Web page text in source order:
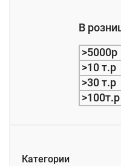
В
>5000р
>10 т.р
>30 т.р
>100т.р
Категории